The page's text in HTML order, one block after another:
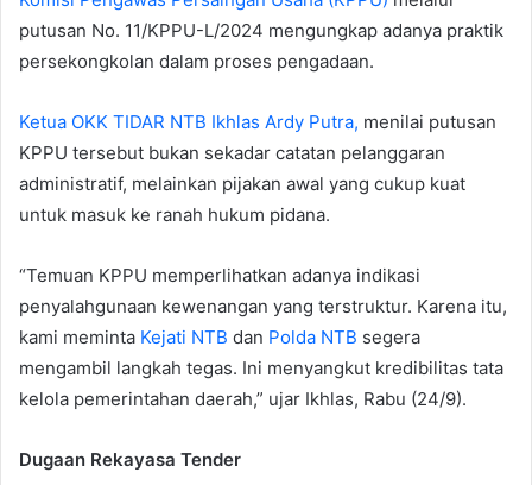
putusan No. 11/KPPU-L/2024 mengungkap adanya praktik
persekongkolan dalam proses pengadaan.
Ketua OKK TIDAR NTB Ikhlas Ardy Putra, menilai putusan
KPPU tersebut bukan sekadar catatan pelanggaran
administratif, melainkan pijakan awal yang cukup kuat
untuk masuk ke ranah hukum pidana.
“Temuan KPPU memperlihatkan adanya indikasi
penyalahgunaan kewenangan yang terstruktur. Karena itu,
kami meminta Kejati NTB dan Polda NTB segera
mengambil langkah tegas. Ini menyangkut kredibilitas tata
kelola pemerintahan daerah,” ujar Ikhlas, Rabu (24/9).
Dugaan Rekayasa Tender